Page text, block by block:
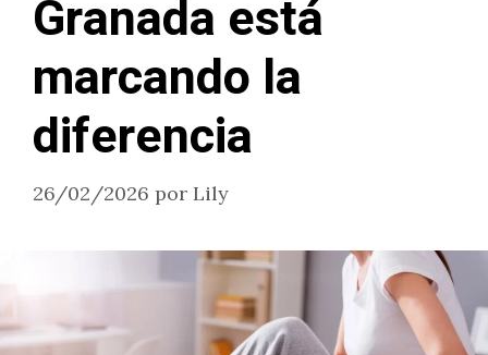
Granada está
marcando la
diferencia
26/02/2026 por Lily